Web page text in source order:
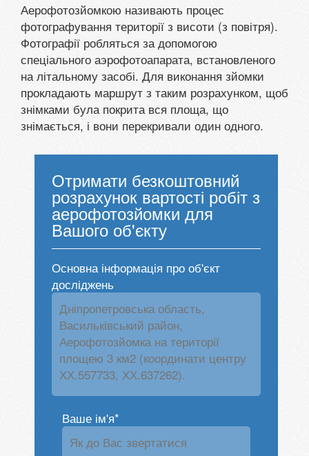
Аерофотозйомкою називають процес
фотографування території з висоти (з повітря).
Фотографії робляться за допомогою
спеціального аэрофотоапарата, встановленого
на літальному засобі. Для виконання зйомки
прокладають маршрут з таким розрахунком, щоб
знімками була покрита вся площа, що
знімається, і вони перекривали один одного.
Отримати безкоштовний
розрахунок вартості робіт з
аерофотозйомки для
Вашого об'єкту
Основна інформація про об'єкт
досліджень
Ваше ім'я*